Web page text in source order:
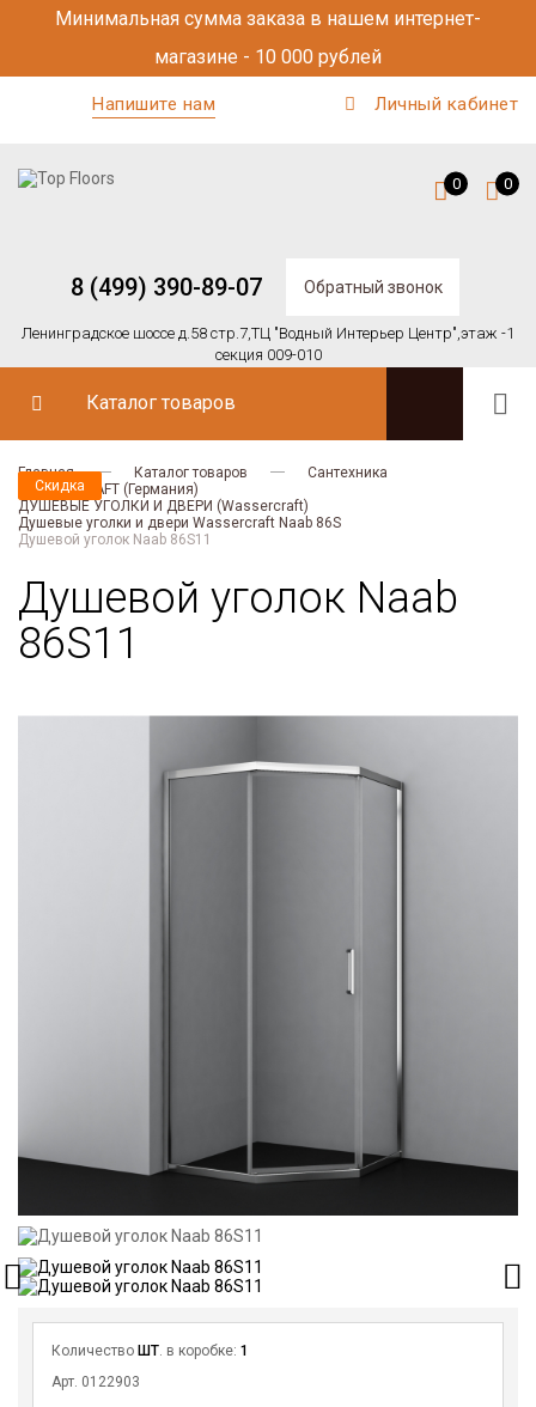
Минимальная сумма заказа в нашем интернет-
магазине - 10 000 рублей
Напишите нам Личный кабинет
8 (499) 390-89-07 Обратный звонок
Ленинградское шоссе д.58 стр.7,ТЦ "Водный Интерьер Центр",этаж -1
секция 009-010
0 0
Каталог товаров
Главная Каталог товаров
Сантехника
WASSERCRAFT (Германия)
ДУШЕВЫЕ УГОЛКИ И ДВЕРИ (Wassercraft)
Душевые уголки и двери Wassercraft Naab 86S
Душевой уголок Naab 86S11
Душевой уголок Naab
86S11
Скидка
Скидка
Количество ШТ. в коробке: 1
Арт. 0122903